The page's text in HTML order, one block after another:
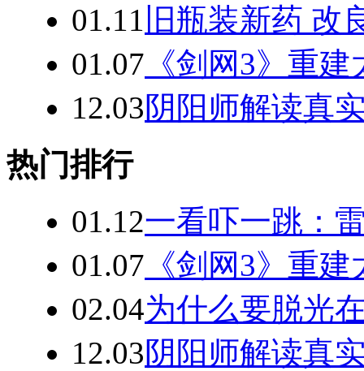
01.11 旧瓶装新药 改
01.07 《剑网3》重
12.03阴阳师解读真
热门排行
01.12一看吓一跳：
01.07 《剑网3》重
02.04为什么要脱光
12.03阴阳师解读真